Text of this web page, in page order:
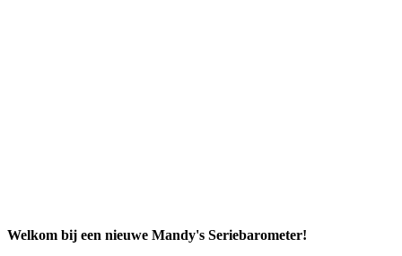
Welkom bij een nieuwe Mandy's Seriebarometer!